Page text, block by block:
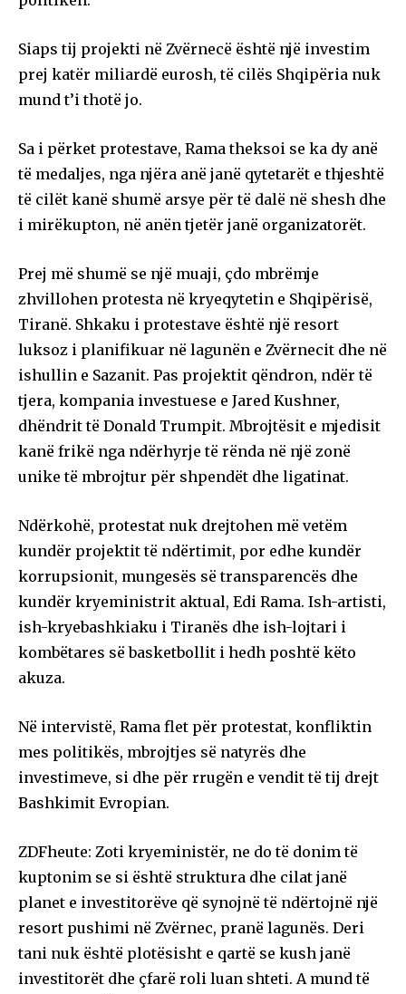
Siaps tij projekti në Zvërnecë është një investim
prej katër miliardë eurosh, të cilës Shqipëria nuk
mund t’i thotë jo.
Sa i përket protestave, Rama theksoi se ka dy anë
të medaljes, nga njëra anë janë qytetarët e thjeshtë
të cilët kanë shumë arsye për të dalë në shesh dhe
i mirëkupton, në anën tjetër janë organizatorët.
Prej më shumë se një muaji, çdo mbrëmje
zhvillohen protesta në kryeqytetin e Shqipërisë,
Tiranë. Shkaku i protestave është një resort
luksoz i planifikuar në lagunën e Zvërnecit dhe në
ishullin e Sazanit. Pas projektit qëndron, ndër të
tjera, kompania investuese e Jared Kushner,
dhëndrit të Donald Trumpit. Mbrojtësit e mjedisit
kanë frikë nga ndërhyrje të rënda në një zonë
unike të mbrojtur për shpendët dhe ligatinat.
Ndërkohë, protestat nuk drejtohen më vetëm
kundër projektit të ndërtimit, por edhe kundër
korrupsionit, mungesës së transparencës dhe
kundër kryeministrit aktual, Edi Rama. Ish-artisti,
ish-kryebashkiaku i Tiranës dhe ish-lojtari i
kombëtares së basketbollit i hedh poshtë këto
akuza.
Në intervistë, Rama flet për protestat, konfliktin
mes politikës, mbrojtjes së natyrës dhe
investimeve, si dhe për rrugën e vendit të tij drejt
Bashkimit Evropian.
ZDFheute: Zoti kryeministër, ne do të donim të
kuptonim se si është struktura dhe cilat janë
planet e investitorëve që synojnë të ndërtojnë një
resort pushimi në Zvërnec, pranë lagunës. Deri
tani nuk është plotësisht e qartë se kush janë
investitorët dhe çfarë roli luan shteti. A mund të